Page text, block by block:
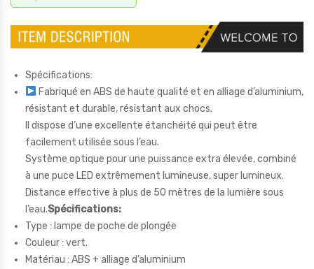
Spécifications:
Fabriqué en ABS de haute qualité et en alliage d’aluminium,
résistant et durable, résistant aux chocs.
Il dispose d’une excellente étanchéité qui peut être
facilement utilisée sous l’eau.
Système optique pour une puissance extra élevée, combiné
à une puce LED extrêmement lumineuse, super lumineux.
Distance effective à plus de 50 mètres de la lumière sous
l’eau.Spécifications:
Type : lampe de poche de plongée
Couleur : vert.
Matériau : ABS + alliage d’aluminium